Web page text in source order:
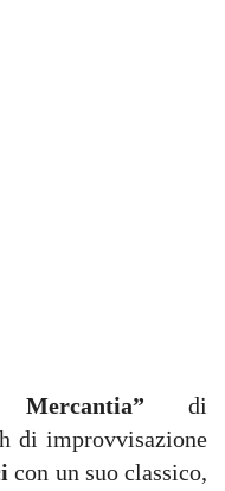
Mercantia” di
di improvvisazione
con un suo classico,